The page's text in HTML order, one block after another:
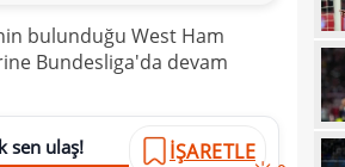
bulunduğu West Ham
Bundesliga'da devam
sen ulaş! İŞARETLE
yanıt